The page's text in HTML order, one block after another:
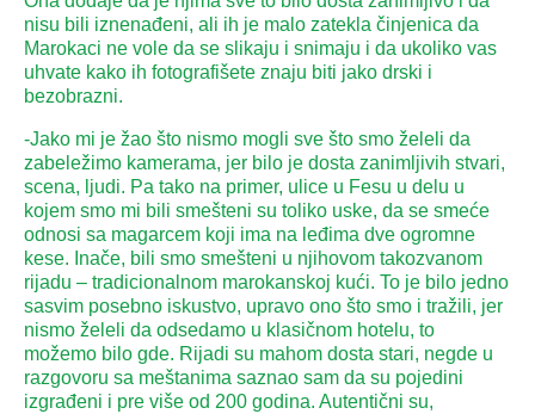
nisu bili iznenađeni, ali ih je malo zatekla činjenica da
Marokaci ne vole da se slikaju i snimaju i da ukoliko vas
uhvate kako ih fotografišete znaju biti jako drski i
bezobrazni.
-Jako mi je žao što nismo mogli sve što smo želeli da
zabeležimo kamerama, jer bilo je dosta zanimljivih stvari,
scena, ljudi. Pa tako na primer, ulice u Fesu u delu u
kojem smo mi bili smešteni su toliko uske, da se smeće
odnosi sa magarcem koji ima na leđima dve ogromne
kese. Inače, bili smo smešteni u njihovom takozvanom
rijadu – tradicionalnom marokanskoj kući. To je bilo jedno
sasvim posebno iskustvo, upravo ono što smo i tražili, jer
nismo želeli da odsedamo u klasičnom hotelu, to
možemo bilo gde. Rijadi su mahom dosta stari, negde u
razgovoru sa meštanima saznao sam da su pojedini
izgrađeni i pre više od 200 godina. Autentični su,